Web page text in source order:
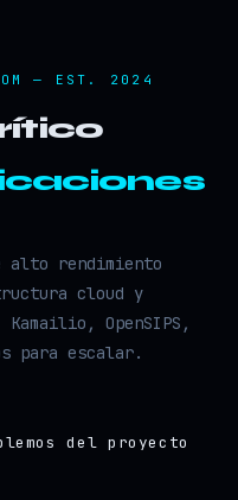
— EST. 2024
alto rendimiento
cloud y
OpenSIPS,
para escalar.
del proyecto